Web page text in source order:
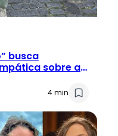
busca
sobre a
4 min